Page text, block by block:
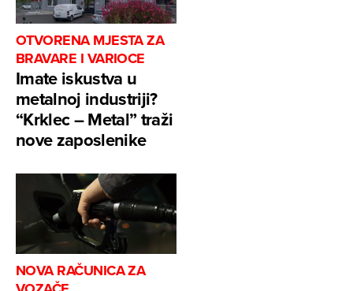
OTVORENA MJESTA ZA
BRAVARE I VARIOCE
Imate iskustva u
metalnoj industriji?
“Krklec – Metal” traži
nove zaposlenike
NOVA RAČUNICA ZA